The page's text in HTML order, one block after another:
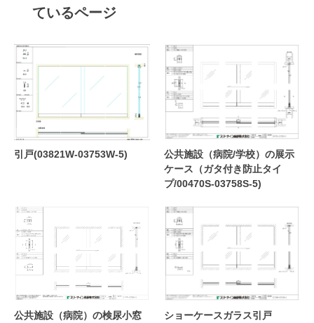
ているページ
引戸(03821W-03753W-5)
公共施設（病院/学校）の展示
ケース（ガタ付き防止タイ
プ/00470S-03758S-5)
公共施設（病院）の検尿小窓
ショーケースガラス引戸